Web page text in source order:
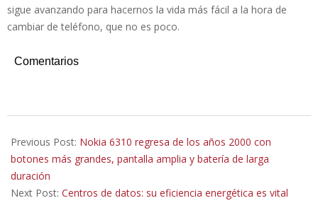
sigue avanzando para hacernos la vida más fácil a la hora de
cambiar de teléfono, que no es poco.
Comentarios
09-
11
Previous Post: Nokia 6310 regresa de los años 2000 con
botones más grandes, pantalla amplia y batería de larga
duración
Next Post: Centros de datos: su eficiencia energética es vital